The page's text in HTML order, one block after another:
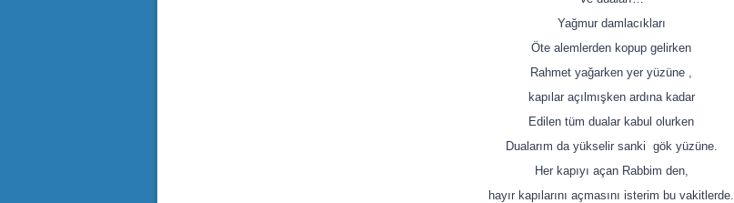
Yağmur damlacıkları
Öte alemlerden kopup gelirken
Rahmet yağarken yer yüzüne ,
kapılar açılmışken ardına kadar
Edilen tüm dualar kabul olurken
Dualarım da yükselir sanki gök yüzüne.
Her kapıyı açan Rabbim den,
hayır kapılarını açmasını isterim bu vakitlerde.